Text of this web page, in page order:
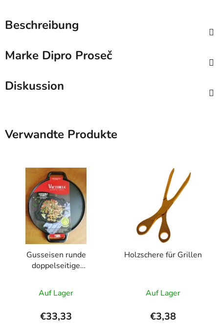
Beschreibung
Marke Dipro Proseč
Diskussion
Verwandte Produkte
Gusseisen runde
doppelseitige
32 cm
Auf Lager
€33,33
Holzschere für Grillen
Auf Lager
€3,38